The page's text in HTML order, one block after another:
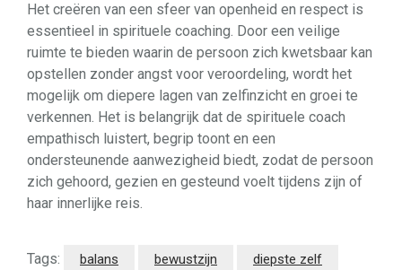
Het creëren van een sfeer van openheid en respect is
essentieel in spirituele coaching. Door een veilige
ruimte te bieden waarin de persoon zich kwetsbaar kan
opstellen zonder angst voor veroordeling, wordt het
mogelijk om diepere lagen van zelfinzicht en groei te
verkennen. Het is belangrijk dat de spirituele coach
empathisch luistert, begrip toont en een
ondersteunende aanwezigheid biedt, zodat de persoon
zich gehoord, gezien en gesteund voelt tijdens zijn of
haar innerlijke reis.
Tags: balans bewustzijn diepste zelf